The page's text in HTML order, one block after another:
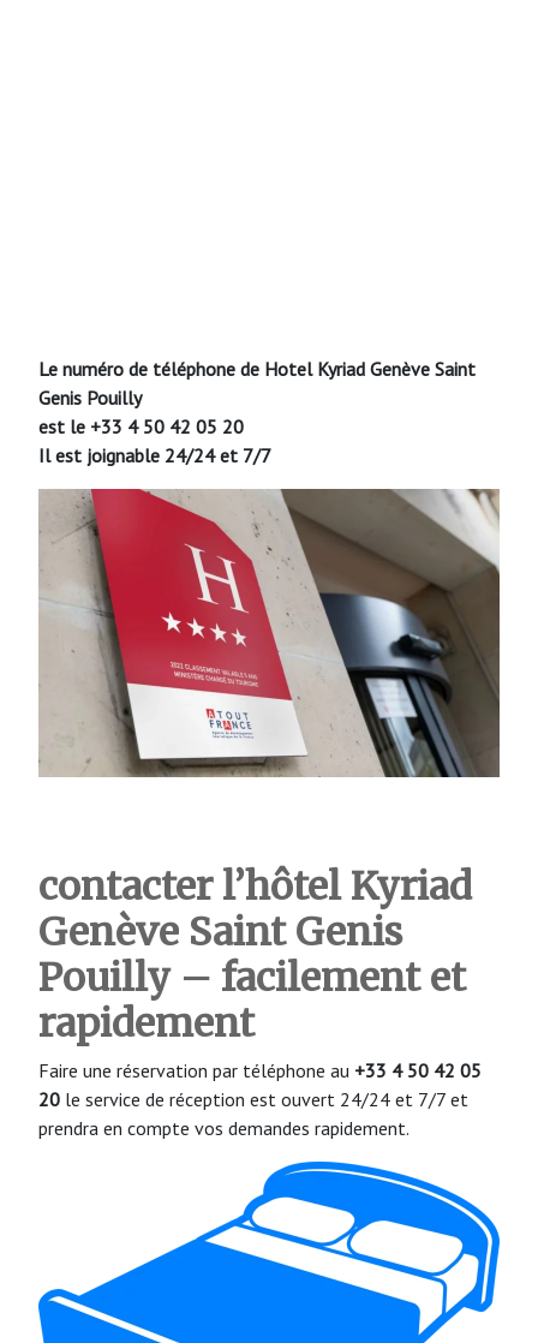
Le numéro de téléphone de Hotel Kyriad Genève Saint
Genis Pouilly
est le +33 4 50 42 05 20
Il est joignable 24/24 et 7/7
contacter l’hôtel Kyriad
Genève Saint Genis
Pouilly – facilement et
rapidement
Faire une réservation par téléphone au +33 4 50 42 05
20 le service de réception est ouvert 24/24 et 7/7 et
prendra en compte vos demandes rapidement.